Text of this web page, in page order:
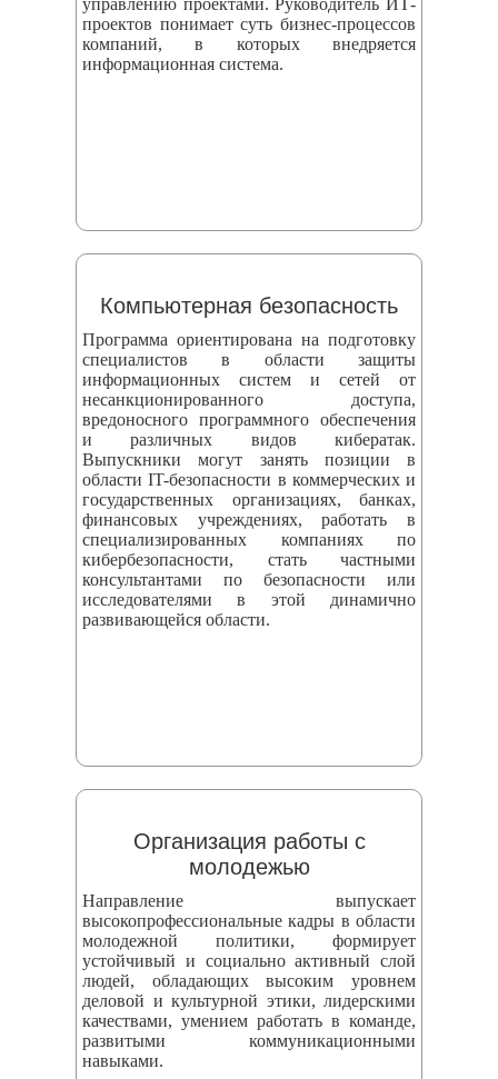
управлению проектами. Руководитель ИТ-
проектов понимает суть бизнес-процессов
компаний, в которых внедряется
информационная система.
Компьютерная безопасность
Программа ориентирована на подготовку
специалистов в области защиты
информационных систем и сетей от
несанкционированного доступа,
вредоносного программного обеспечения
и различных видов кибератак.
Выпускники могут занять позиции в
области IT-безопасности в коммерческих и
государственных организациях, банках,
финансовых учреждениях, работать в
специализированных компаниях по
кибербезопасности, стать частными
консультантами по безопасности или
исследователями в этой динамично
развивающейся области.
Организация работы с
молодежью
Направление выпускает
высокопрофессиональные кадры в области
молодежной политики, формирует
устойчивый и социально активный слой
людей, обладающих высоким уровнем
деловой и культурной этики, лидерскими
качествами, умением работать в команде,
развитыми коммуникационными
навыками.